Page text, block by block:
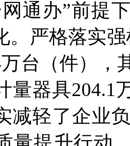
通办”前提
。严格落实
台（件），
量器具204.1
减轻了企业